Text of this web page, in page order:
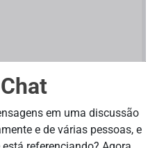
em uma discussão
e de várias pessoas, e